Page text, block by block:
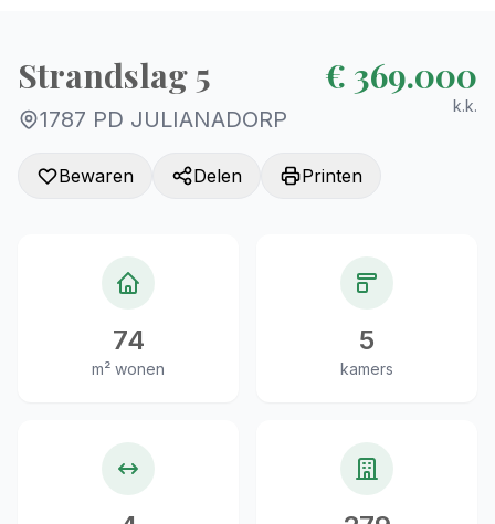
Strandslag 5
1787 PD JULIANADORP
€ 369.000
k.k.
Bewaren Delen Printen
74
m² wonen
5
kamers